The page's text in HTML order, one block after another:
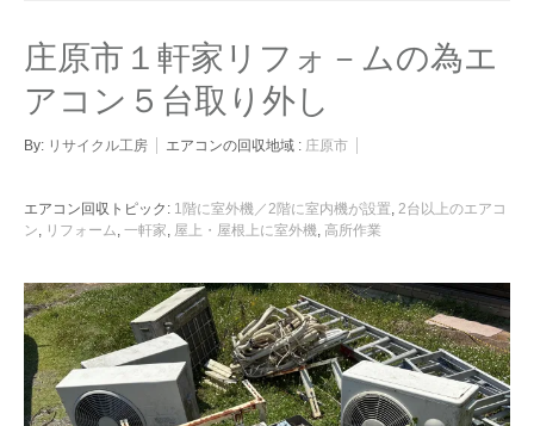
庄原市１軒家リフォ－ムの為エ
アコン５台取り外し
By: リサイクル工房 エアコンの回収地域 : 庄原市
エアコン回収トピック: 1階に室外機／2階に室内機が設置 2台以上のエアコ
ン
リフォーム 一軒家 屋上・屋根上に室外機 高所作業